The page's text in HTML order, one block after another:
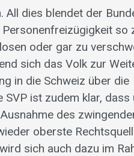
All dies blendet der
so
oder gar zu
sich das Volk zur
in die Schweiz über die
ist zudem klar,
des
oberste
sich auch dazu im